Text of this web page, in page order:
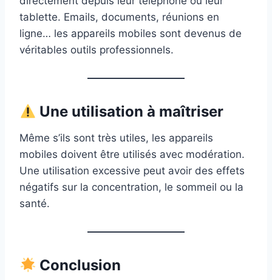
tablette. Emails, documents, réunions en
ligne… les appareils mobiles sont devenus de
véritables outils professionnels.
Une utilisation à maîtriser
Même s’ils sont très utiles, les appareils
mobiles doivent être utilisés avec modération.
Une utilisation excessive peut avoir des effets
négatifs sur la concentration, le sommeil ou la
santé.
Conclusion